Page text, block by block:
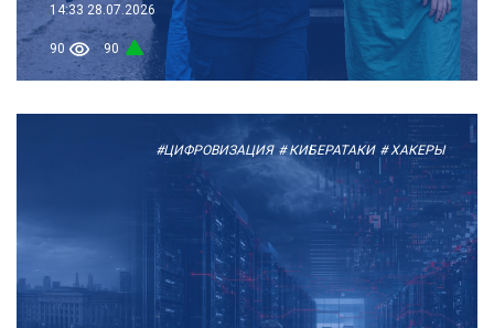
14:33 28.07.2026
90 90
#ЦИФРОВИЗАЦИЯ # КИБЕРАТАКИ # ХАКЕРЫ